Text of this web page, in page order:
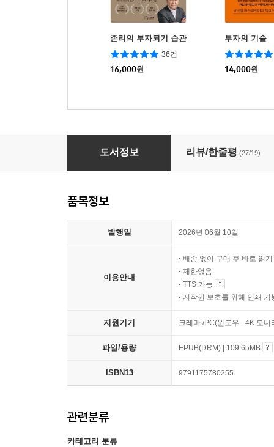
존리의 부자되기 습관
36건
16,000원
투자의 기술
14,000원
주도주 사이클 절대 법칙
도서정보 리뷰/한줄평 (27/19)
품목정보
발행일 2026년 06월 10일
이용안내
배송 없이 구매 후 바로 읽기
제한없음
TTS 가능
저작권 보호를 위해 인쇄 기
지원기기 크레마 /PC(윈도우 - 4K 모
파일/용량 EPUB(DRM) | 109.65MB
ISBN13 9791175780255
관련분류
카테고리 분류